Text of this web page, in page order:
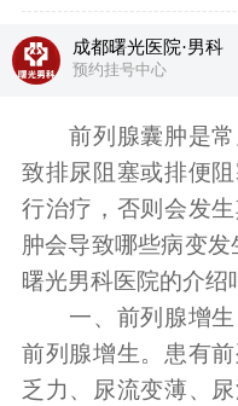
成都曙光医院·男科
预约挂号中心
前列腺囊肿是常
致排尿阻塞或排便
行治疗，否则会发
肿会导致哪些病变
曙光男科医院的介绍
一、前列腺增生 (
前列腺增生。患有
乏力、尿流变薄、